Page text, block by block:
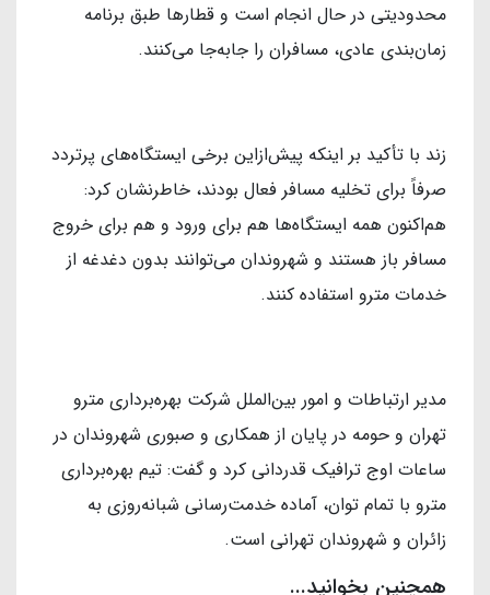
محدودیتی در حال انجام است و قطارها طبق برنامه
زمان‌بندی عادی، مسافران را جابه‌جا می‌کنند.
زند با تأکید بر اینکه پیش‌ازاین برخی ایستگاه‌های پرتردد
صرفاً برای تخلیه مسافر فعال بودند، خاطرنشان کرد:
هم‌اکنون همه ایستگاه‌ها هم برای ورود و هم برای خروج
مسافر باز هستند و شهروندان می‌توانند بدون دغدغه از
خدمات مترو استفاده کنند.
مدیر ارتباطات و امور بین‌الملل شرکت بهره‌برداری مترو
تهران و حومه در پایان از همکاری و صبوری شهروندان در
ساعات اوج ترافیک قدردانی کرد و گفت: تیم بهره‌برداری
مترو با تمام توان، آماده خدمت‌رسانی شبانه‌روزی به
زائران و شهروندان تهرانی است.
همچنین بخوانید...